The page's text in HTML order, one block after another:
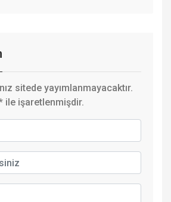
sitede yayımlanmayacaktır.
ile işaretlenmişdir.